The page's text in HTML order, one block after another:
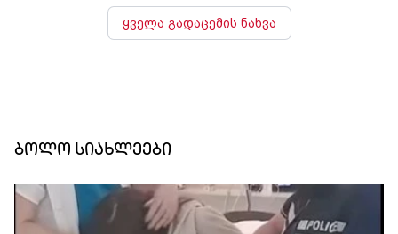
ყველა გადაცემის ნახვა
ბოლო სიახლეები